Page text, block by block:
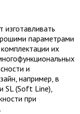
изготавливать
параметрами
их
и
например, в
SL (Soft Line),
при